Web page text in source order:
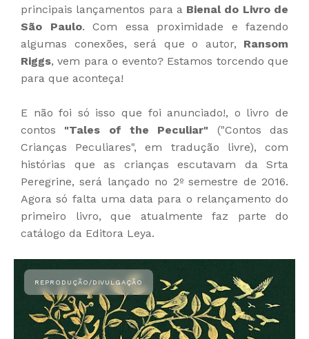
principais lançamentos para a Bienal do Livro de
São Paulo. Com essa proximidade e fazendo
algumas conexões, será que o autor, Ransom
Riggs, vem para o evento? Estamos torcendo que
para que aconteça!
E não foi só isso que foi anunciado!, o livro de
contos "Tales of the Peculiar" ("Contos das
Crianças Peculiares", em tradução livre), com
histórias que as crianças escutavam da Srta
Peregrine, será lançado no 2º semestre de 2016.
Agora só falta uma data para o relançamento do
primeiro livro, que atualmente faz parte do
catálogo da Editora Leya.